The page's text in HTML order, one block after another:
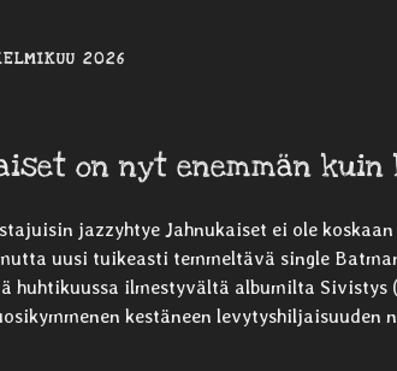
2026
on nyt enemmän kuin
jazzyhtye Jahnukaiset ei ole
uusi tuikeasti temmeltävä single
huhtikuussa ilmestyvältä albumilta Sivistys
kestäneen levytyshiljaisuuden